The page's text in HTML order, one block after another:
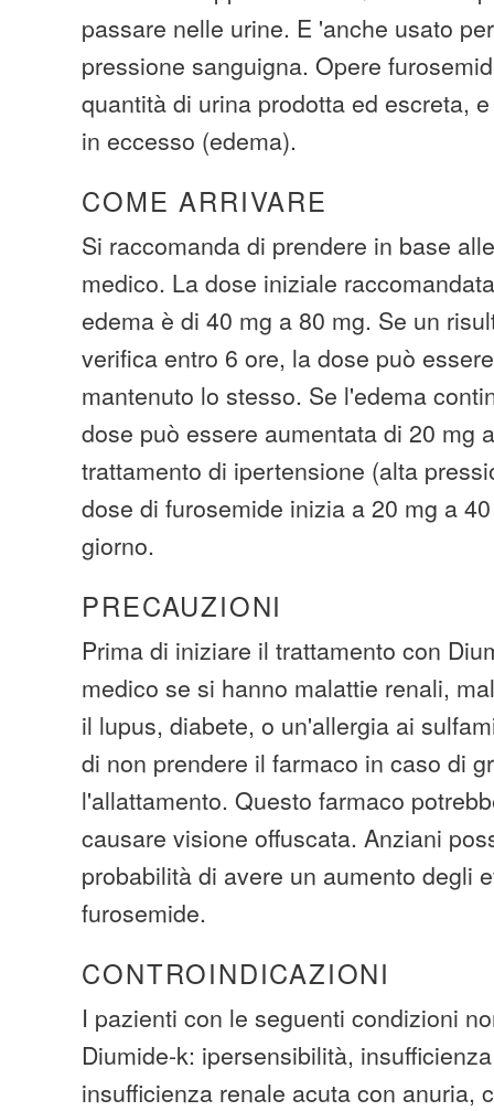
passare nelle urine. E 'anche usato
pressione sanguigna. Opere
quantità di urina prodotta ed escreta,
in eccesso (edema).
COME ARRIVARE
Si raccomanda di prendere in base
medico. La dose iniziale
edema è di 40 mg a 80 mg. Se un
verifica entro 6 ore, la dose può
mantenuto lo stesso. Se l'edema
dose può essere aumentata di 20 mg
trattamento di ipertensione (alta
dose di furosemide inizia a 20 mg a
giorno.
PRECAUZIONI
Prima di iniziare il trattamento con
medico se si hanno malattie renali,
il lupus, diabete, o un'allergia ai
di non prendere il farmaco in caso di
l'allattamento. Questo farmaco
causare visione offuscata. Anziani
probabilità di avere un aumento degli
furosemide.
CONTROINDICAZIONI
I pazienti con le seguenti condizioni
Diumide-k: ipersensibilità,
insufficienza renale acuta con anuria,